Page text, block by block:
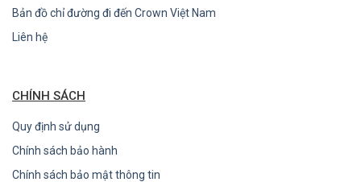
Bản đồ chỉ đường đi đến Crown Việt Nam
Liên hệ
CHÍNH SÁCH
Quy định sử dụng
Chính sách bảo hành
Chính sách bảo mật thông tin